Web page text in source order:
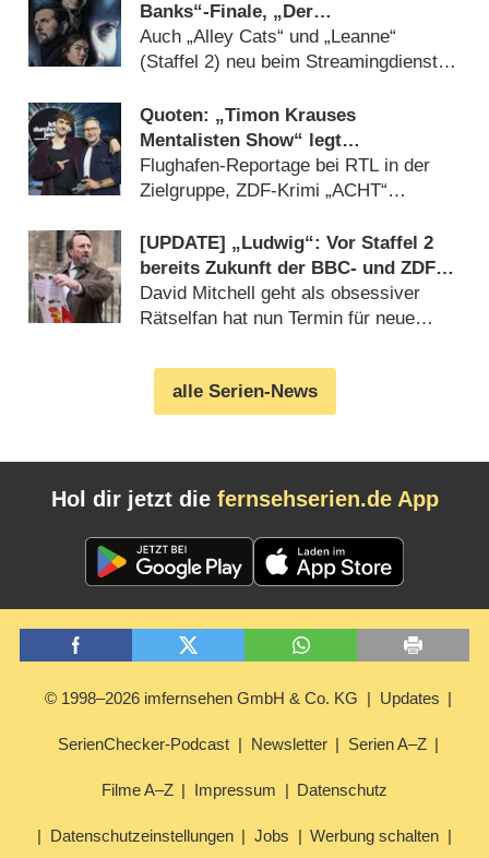
Banks“-Finale, „Der
Kinderflüsterer“ und „Walter Boys“
Auch „Alley Cats“ und „Leanne“
(Staffel 2) neu beim Streamingdienst
Quoten: „Timon Krauses
Mentalisten Show“ legt
überzeugenden Auftakt hin
Flughafen-Reportage bei RTL in der
Zielgruppe, ZDF-Krimi „ACHT“
[UPDATE] „Ludwig“: Vor Staffel 2
bereits Zukunft der BBC- und ZDF-
Crimecomedy gesichert
David Mitchell geht als obsessiver
Rätselfan hat nun Termin für neue
alle Serien-News
Hol dir jetzt die fernsehserien.de App
© 1998–2026 imfernsehen GmbH & Co. KG Updates
SerienChecker-Podcast Newsletter Serien A–Z
Filme A–Z Impressum Datenschutz
Datenschutzeinstellungen Jobs Werbung schalten